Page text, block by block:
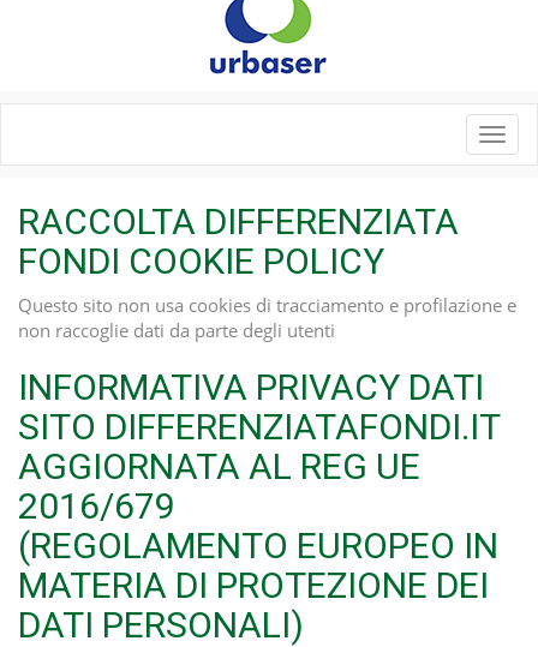
RACCOLTA DIFFERENZIATA
FONDI COOKIE POLICY
Questo sito non usa cookies di tracciamento e profilazione e
non raccoglie dati da parte degli utenti
INFORMATIVA PRIVACY DATI
SITO DIFFERENZIATAFONDI.IT
AGGIORNATA AL REG UE
2016/679
(REGOLAMENTO EUROPEO IN
MATERIA DI PROTEZIONE DEI
DATI PERSONALI)